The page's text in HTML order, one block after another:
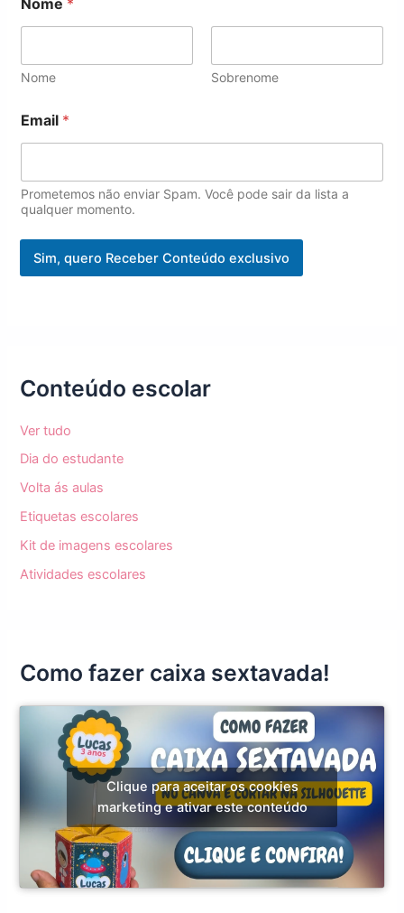
*
E
a
i
Nome *
Nome Sobrenome
Email *
Prometemos não enviar Spam. Você pode sair da lista a
qualquer momento.
Sim, quero Receber Conteúdo exclusivo
Conteúdo escolar
Ver tudo
Dia do estudante
Volta ás aulas
Etiquetas escolares
Kit de imagens escolares
Atividades escolares
Como fazer caixa sextavada!
Clique para aceitar os cookies
marketing e ativar este conteúdo